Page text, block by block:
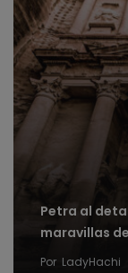
Petra al
maravillas
Por LadyHachi